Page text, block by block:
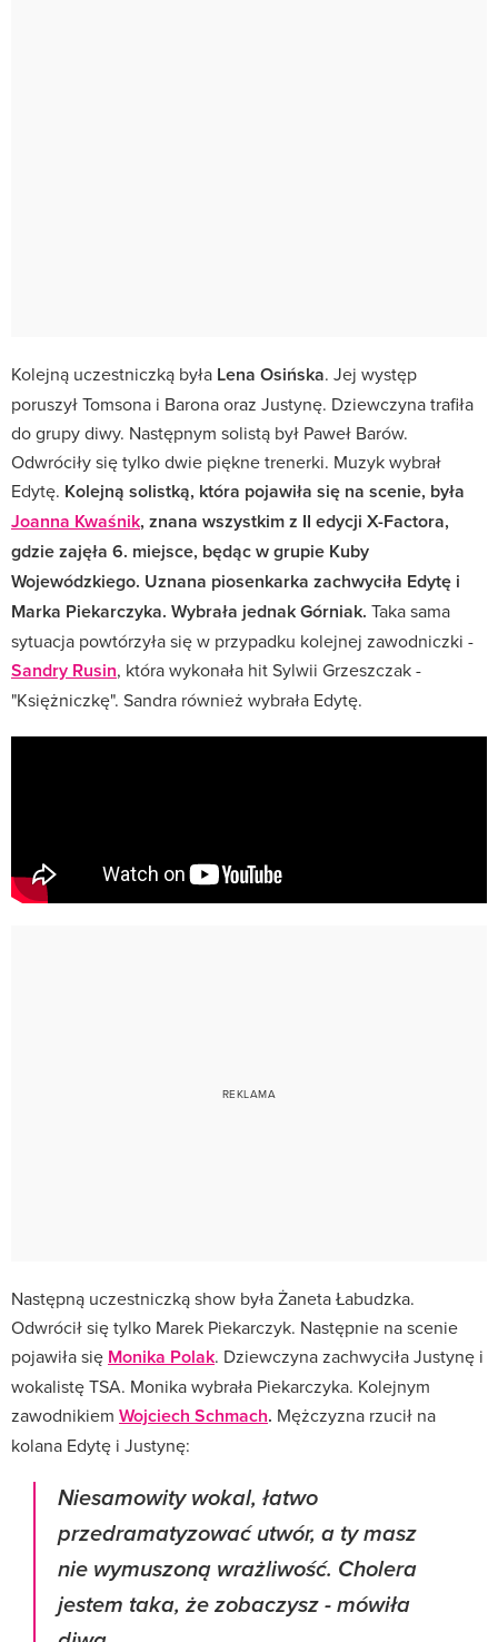
Kolejną uczestniczką była Lena Osińska. Jej występ
poruszył Tomsona i Barona oraz Justynę. Dziewczyna trafiła
do grupy diwy. Następnym solistą był Paweł Barów.
Odwróciły się tylko dwie piękne trenerki. Muzyk wybrał
Edytę. Kolejną solistką, która pojawiła się na scenie, była
Joanna Kwaśnik, znana wszystkim z II edycji X-Factora,
gdzie zajęła 6. miejsce, będąc w grupie Kuby
Wojewódzkiego. Uznana piosenkarka zachwyciła Edytę i
Marka Piekarczyka. Wybrała jednak Górniak. Taka sama
sytuacja powtórzyła się w przypadku kolejnej zawodniczki -
Sandry Rusin, która wykonała hit Sylwii Grzeszczak -
"Księżniczkę". Sandra również wybrała Edytę.
Następną uczestniczką show była Żaneta Łabudzka.
Odwrócił się tylko Marek Piekarczyk. Następnie na scenie
pojawiła się Monika Polak. Dziewczyna zachwyciła Justynę i
wokalistę TSA. Monika wybrała Piekarczyka. Kolejnym
zawodnikiem Wojciech Schmach. Mężczyzna rzucił na
kolana Edytę i Justynę:
Niesamowity wokal, łatwo
przedramatyzować utwór, a ty masz
nie wymuszoną wrażliwość. Cholera
jestem taka, że zobaczysz - mówiła